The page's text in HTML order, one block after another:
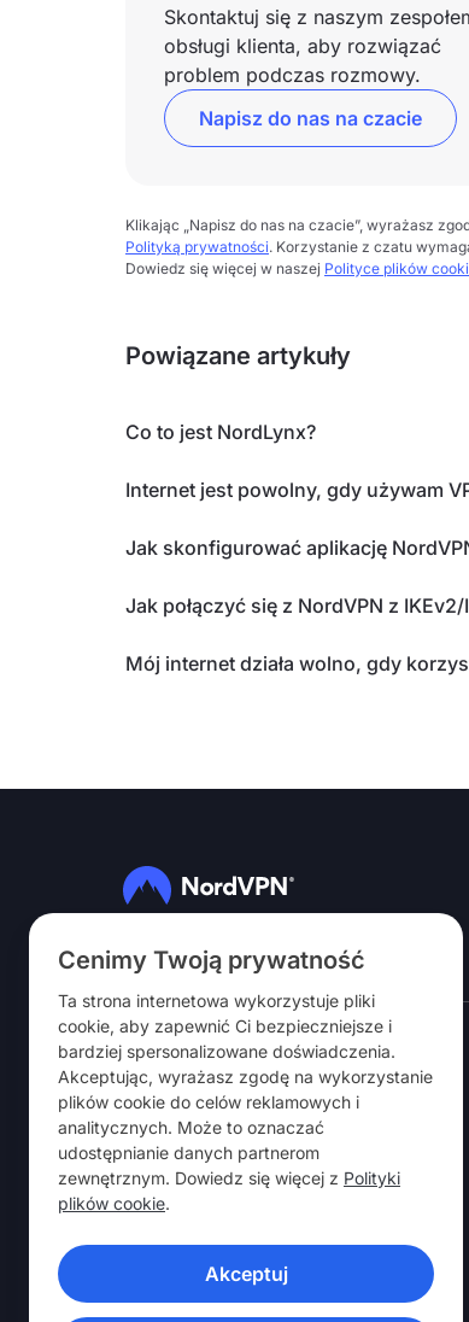
Cenimy Twoją prywatność
Ta strona internetowa wykorzystuje pliki
cookie, aby zapewnić Ci bezpieczniejsze i
bardziej spersonalizowane doświadczenia.
Akceptując, wyrażasz zgodę na wykorzystanie
plików cookie do celów reklamowych i
analitycznych. Może to oznaczać
udostępnianie danych partnerom
zewnętrznym. Dowiedz się więcej z Polityki
plików cookie.
Akceptuj
Skontaktuj się z naszym
obsługi klienta, aby rozwiązać
problem podczas rozmowy.
Napisz do nas na czacie
Klikając „Napisz do nas na czacie”, wyrażasz
Polityką prywatności. Korzystanie z czatu
Dowiedz się więcej w naszej Polityce plików
Powiązane artykuły
Co to jest NordLynx?
Internet jest powolny, gdy używam
Jak skonfigurować aplikację
Jak połączyć się z NordVPN z
Mój internet działa wolno, gdy
Obserwuj nas
NordVPN
O nas
Kariera
Okres próbny
Routery VPN
Opinie
Zniżka dla pracowników i studentów
Gdzie kupić
Poleć znajomemu
APLIKACJE VPN